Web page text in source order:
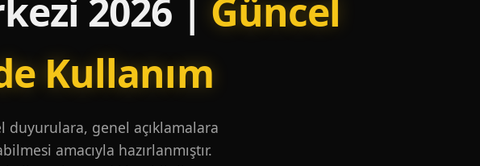
2026 | Güncel
Kullanım
duyurulara, genel açıklamalara
amacıyla hazırlanmıştır.